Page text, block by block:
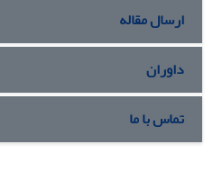
ارسال مقاله
داوران
تماس با ما